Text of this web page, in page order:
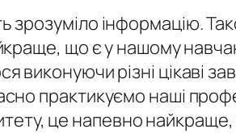
інформацію.
що є у нашому
різні цікаві
практикуємо наші
це напевно